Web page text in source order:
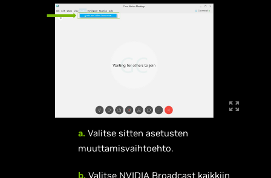
a.Valitse sitten asetusten
muuttamisvaihtoehto.
b.Valitse NVIDIA Broadcast kaikkiin